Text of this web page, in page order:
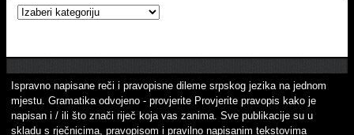
Kategorije
Ispravno napisane reči i pravopisne dileme srpskog jezika na jednom
mjestu. Gramatika odvojeno - provjerite Provjerite pravopis kako je
napisan i / ili što znači riječ koja vas zanima. Sve publikacije su u
skladu s rječnicima, pravopisom i pravilno napisanim tekstovima